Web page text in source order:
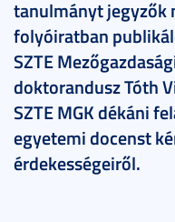
tanulmányt jegyzők
folyóiratban
SZTE
doktorandusz Tóth
SZTE MGK dékáni
egyetemi docenst
érdekességeiről.